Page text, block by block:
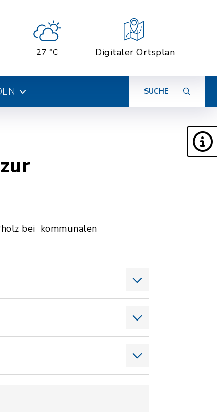
27 °C Digitaler Ortsplan
SUCHE
bei kommunalen